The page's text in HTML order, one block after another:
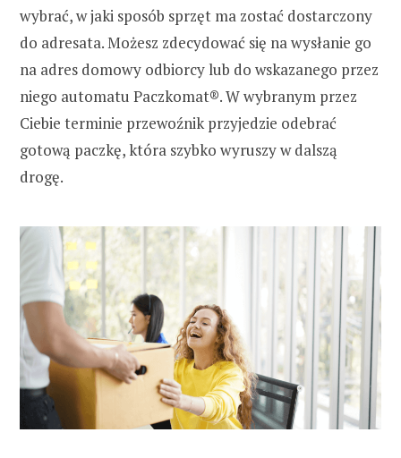
wybrać, w jaki sposób sprzęt ma zostać dostarczony
do adresata. Możesz zdecydować się na wysłanie go
na adres domowy odbiorcy lub do wskazanego przez
niego automatu Paczkomat®. W wybranym przez
Ciebie terminie przewoźnik przyjedzie odebrać
gotową paczkę, która szybko wyruszy w dalszą
drogę.